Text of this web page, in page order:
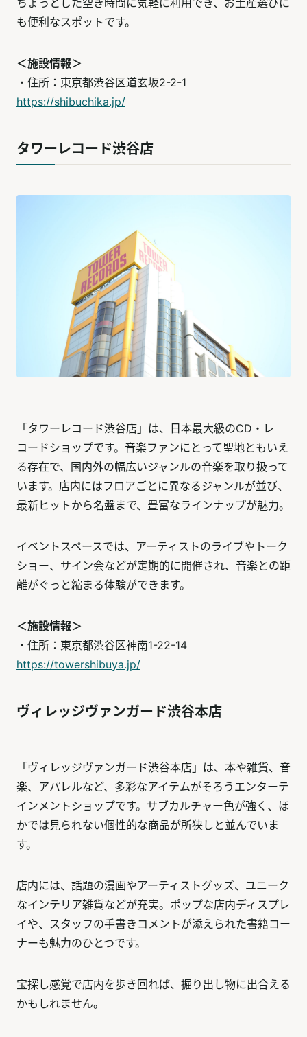
も便利なスポットです。
＜施設情報＞
・住所：東京都渋谷区道玄坂2-2-1
https://shibuchika.jp/
タワーレコード渋谷店
「タワーレコード渋谷店」は、日本最大級のCD・レ
コードショップです。音楽ファンにとって聖地ともいえ
る存在で、国内外の幅広いジャンルの音楽を取り扱って
います。店内にはフロアごとに異なるジャンルが並び、
最新ヒットから名盤まで、豊富なラインナップが魅力。
イベントスペースでは、アーティストのライブやトーク
ショー、サイン会などが定期的に開催され、音楽との距
離がぐっと縮まる体験ができます。
＜施設情報＞
・住所：東京都渋谷区神南1-22-14
https://towershibuya.jp/
ヴィレッジヴァンガード渋谷本店
「ヴィレッジヴァンガード渋谷本店」は、本や雑貨、音
楽、アパレルなど、多彩なアイテムがそろうエンターテ
インメントショップです。サブカルチャー色が強く、ほ
かでは見られない個性的な商品が所狭しと並んでいま
す。
店内には、話題の漫画やアーティストグッズ、ユニーク
なインテリア雑貨などが充実。ポップな店内ディスプレ
イや、スタッフの手書きコメントが添えられた書籍コー
ナーも魅力のひとつです。
宝探し感覚で店内を歩き回れば、掘り出し物に出合える
かもしれません。